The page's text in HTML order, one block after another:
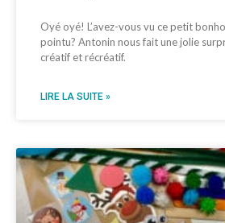
Oyé oyé! L’avez-vous vu ce petit
pointu? Antonin nous fait une jolie
créatif et récréatif.
LIRE LA SUITE »